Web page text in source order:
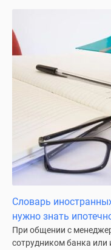
Словарь
нужно знать
При общении с
сотрудником банка